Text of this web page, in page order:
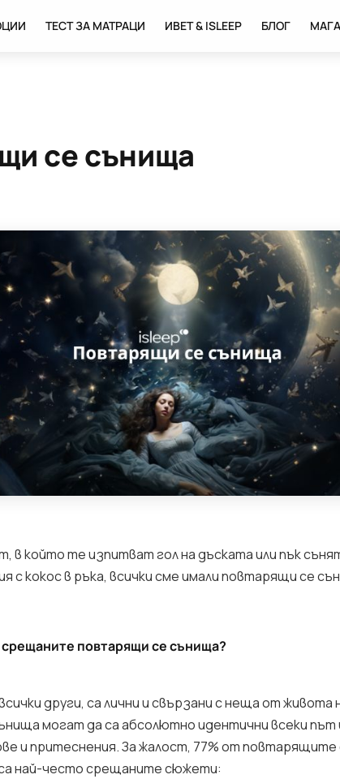
ТЕСТ ЗА МАТРАЦИ ИВЕТ & ISLEEP БЛОГ
се сънища
в който те изпитват гол на дъската или пък
с кокос в ръка, всички сме имали повтарящи се
срещаните повтарящи се сънища?
други, са лични и свързани с неща от живота
могат да са абсолютно идентични всеки път
и притеснения. За жалост, 77% от повтарящите
най-често срещаните сюжети: